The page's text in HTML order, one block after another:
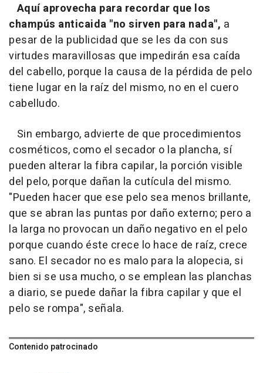
Aquí aprovecha para recordar que los
champús anticaida "no sirven para nada", a
pesar de la publicidad que se les da con sus
virtudes maravillosas que impedirán esa caída
del cabello, porque la causa de la pérdida de pelo
tiene lugar en la raíz del mismo, no en el cuero
cabelludo.
Sin embargo, advierte de que procedimientos
cosméticos, como el secador o la plancha, sí
pueden alterar la fibra capilar, la porción visible
del pelo, porque dañan la cutícula del mismo.
"Pueden hacer que ese pelo sea menos brillante,
que se abran las puntas por daño externo; pero a
la larga no provocan un daño negativo en el pelo
porque cuando éste crece lo hace de raíz, crece
sano. El secador no es malo para la alopecia, si
bien si se usa mucho, o se emplean las planchas
a diario, se puede dañar la fibra capilar y que el
pelo se rompa", señala.
Contenido patrocinado